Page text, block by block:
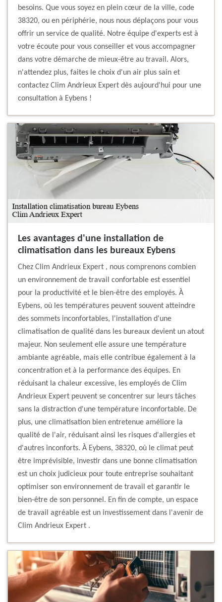
besoins. Que vous soyez en plein cœur de la ville, code
38320, ou en périphérie, nous nous déplaçons pour vous
offrir un service de qualité. Notre équipe d'experts est à
votre écoute pour vous conseiller et vous accompagner
dans votre démarche de mieux-être au travail. Alors,
n'attendez plus, faites le choix d'un air plus sain et
contactez Clim Andrieux Expert dès aujourd'hui pour une
consultation à Eybens !
Les avantages d'une installation de
climatisation dans les bureaux Eybens
Chez Clim Andrieux Expert , nous comprenons combien
un environnement de travail confortable est essentiel
pour la productivité et le bien-être des employés. À
Eybens, où les températures peuvent souvent atteindre
des sommets inconfortables, l'installation d'une
climatisation de qualité dans les bureaux devient un atout
majeur. Non seulement elle assure une température
ambiante agréable, mais elle contribue également à la
concentration et à la performance des équipes. En
réduisant la chaleur excessive, les employés de Clim
Andrieux Expert peuvent se concentrer sur leurs tâches
sans la distraction d'une température inconfortable. De
plus, une climatisation bien entretenue améliore la
qualité de l'air, réduisant ainsi les risques d'allergies et
d'autres inconforts. À Eybens, 38320, où le climat peut
être imprévisible, investir dans une bonne climatisation
est un choix judicieux pour toute entreprise souhaitant
optimiser son environnement de travail et garantir le
bien-être de son personnel. En fin de compte, un espace
de travail agréable est un investissement dans l'avenir de
Clim Andrieux Expert .